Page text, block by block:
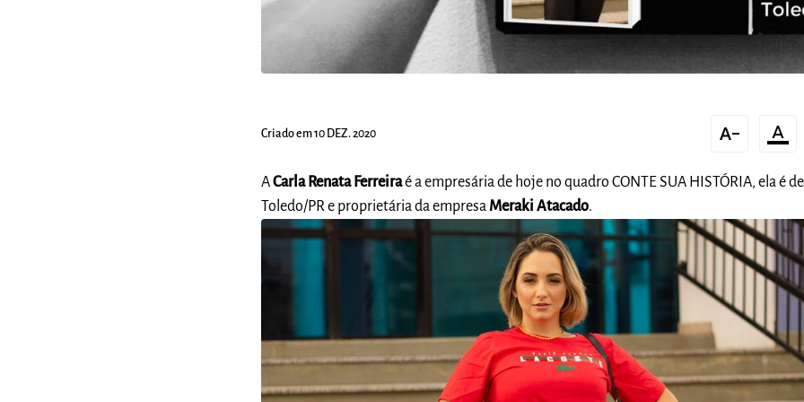
Criado em 10 DEZ. 2020 text_decrease format_color_text
ACarla Renata Ferreiraé a empresária de hoje no quadro CONTE SUA HISTÓRIA, ela é de
Toledo/PR e proprietária da empresa Meraki Atacado.